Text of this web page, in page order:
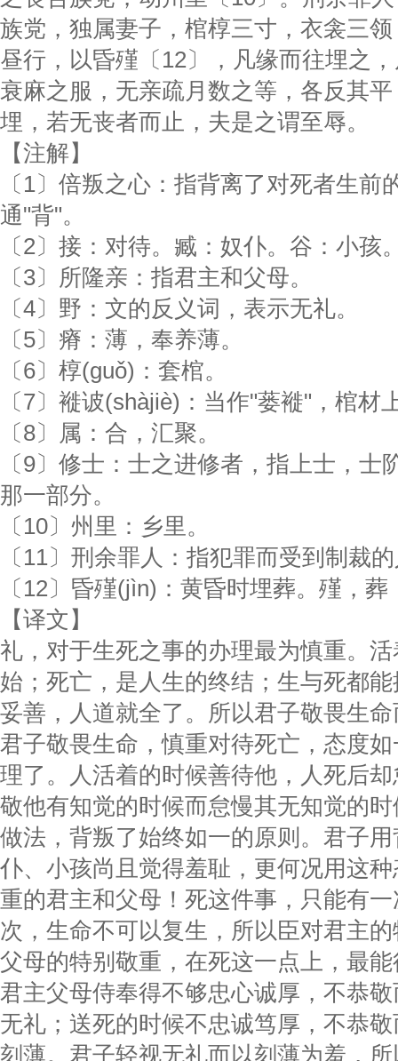
族党，独属妻子，棺椁三寸，衣衾三
昼行，以昏殣〔12〕，凡缘而往埋之
衰麻之服，无亲疏月数之等，各反其
埋，若无丧者而止，夫是之谓至辱。
【注解】
〔1〕倍叛之心：指背离了对死者生前
通"背"。
〔2〕接：对待。臧：奴仆。谷：小孩
〔3〕所隆亲：指君主和父母。
〔4〕野：文的反义词，表示无礼。
〔5〕瘠：薄，奉养薄。
〔6〕椁(ɡuǒ)：套棺。
〔7〕褷诐(shàjiè)：当作"蒌褷"，棺材
〔8〕属：合，汇聚。
〔9〕修士：士之进修者，指上士，士
那一部分。
〔10〕州里：乡里。
〔11〕刑余罪人：指犯罪而受到制裁
〔12〕昏殣(jìn)：黄昏时埋葬。殣，葬
【译文】
礼，对于生死之事的办理最为慎重。
始；死亡，是人生的终结；生与死都
妥善，人道就全了。所以君子敬畏生
君子敬畏生命，慎重对待死亡，态度
理了。人活着的时候善待他，人死后
敬他有知觉的时候而怠慢其无知觉的
做法，背叛了始终如一的原则。君子
仆、小孩尚且觉得羞耻，更何况用这
重的君主和父母！死这件事，只能有
次，生命不可以复生，所以臣对君主
父母的特别敬重，在死这一点上，最
君主父母侍奉得不够忠心诚厚，不恭
无礼；送死的时候不忠诚笃厚，不恭
刻薄。君子轻视无礼而以刻薄为羞，